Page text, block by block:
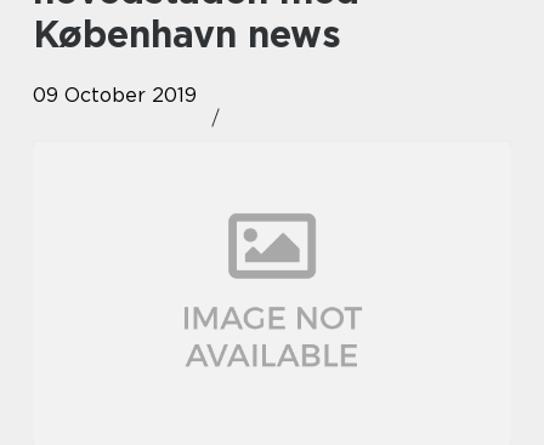
København news
09 October 2019